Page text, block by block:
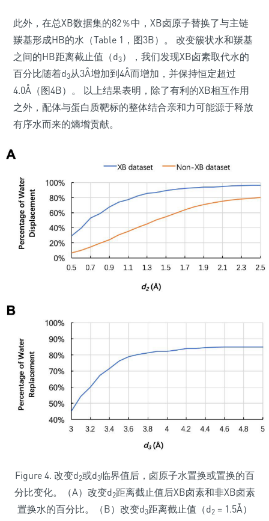
此外，在总XB数据集的82％中，XB卤原子替换了与主链
羰基形成HB的水（Table 1，图3B）。 改变簇状水和羰基
之间的HB距离截止值（d3），我们发现XB卤素取代水的
百分比随着d3从3Å增加到4Å而增加，并保持恒定超过
4.0Å（图4B）。 以上结果表明，除了有利的XB相互作用
之外，配体与蛋白质靶标的整体结合亲和力可能源于释放
有序水而来的熵增贡献。
Figure 4. 改变d2或d3临界值后，卤原子水置换或置换的百
分比变化。（A）改变d2距离截止值后XB卤素和非XB卤素
置换水的百分比。（B）改变d3距离截止值（d2= 1.5Å）